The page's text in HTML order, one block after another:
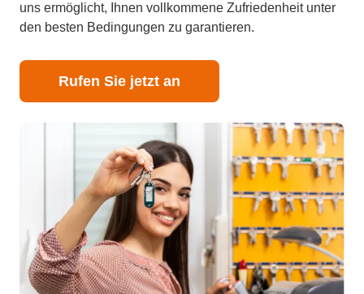
uns ermöglicht, Ihnen vollkommene Zufriedenheit unter
den besten Bedingungen zu garantieren.
Rufen Sie jetzt an